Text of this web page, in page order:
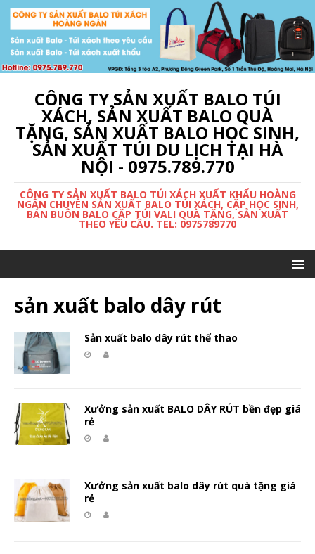
CÔNG TY SẢN XUẤT BALO TÚI
XÁCH, SẢN XUẤT BALO QUÀ
TẶNG, SẢN XUẤT BALO HỌC SINH,
SẢN XUẤT TÚI DU LỊCH TẠI HÀ
NỘI - 0975.789.770
CÔNG TY SẢN XUẤT BALO TÚI XÁCH XUẤT KHẨU HOÀNG
NGÂN CHUYÊN SẢN XUẤT BALO TÚI XÁCH, CẶP HỌC SINH,
BÁN BUÔN BALO CẶP TÚI VALI QUÀ TẶNG, SẢN XUẤT
THEO YÊU CẦU. TEL: 0975789770
sản xuất balo dây rút
Sản xuất balo dây rút thể thao
Xưởng sản xuất BALO DÂY RÚT bền đẹp giá
rẻ
Xưởng sản xuất balo dây rút quà tặng giá
rẻ